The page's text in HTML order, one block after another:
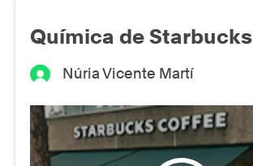
Química de Starbucks
Núria Vicente Martí